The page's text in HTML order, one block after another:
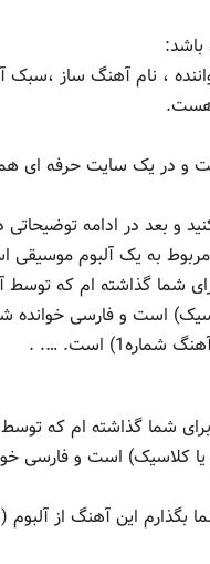
، نام آهنگ ساز ،سبک
هست.
و در یک سایت حرفه ای
و بعد در ادامه
مربوط به یک آلبوم
شما گذاشته ام که
است و فارسی خوانده
است. …. .
شما گذاشته ام که
است و فارسی
بگذارم این آهنگ از